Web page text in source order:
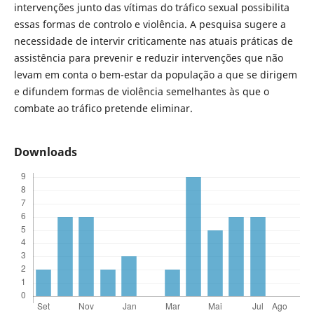
intervenções junto das vítimas do tráfico sexual possibilita
essas formas de controlo e violência. A pesquisa sugere a
necessidade de intervir criticamente nas atuais práticas de
assistência para prevenir e reduzir intervenções que não
levam em conta o bem-estar da população a que se dirigem
e difundem formas de violência semelhantes às que o
combate ao tráfico pretende eliminar.
Downloads